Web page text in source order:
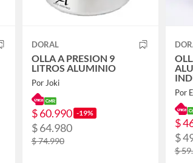
DORAL
OLLA A PRESION 9
LITROS ALUMINIO
Por Joki
$ 60.990 -19%
$ 64.980
$ 74.990
CM
Por
$
$
$